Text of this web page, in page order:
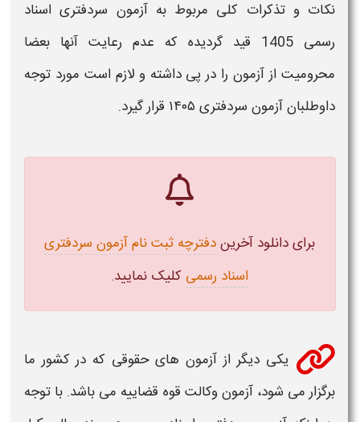
نکات و تذکرات کلی مربوط بهآزمون سردفتری اسناد
رسمی 1405
قید گردیده که عدم رعایت آنها بعضا
محرومیت ازآزمون را در پی داشته و لازم است مورد توجه
داوطلبانآزمون سردفتری ۱۴۰۵ قرار گیرد.
برای دانلود آخریندفترچه ثبت نام آزمون سردفتری
اسناد رسمی کلیک نمایید.
یکی دیگر از آزمون های حقوقی که در کشور ما
برگزار می شود،آزمونوکالت قوه قضاییه می باشد. با توجه